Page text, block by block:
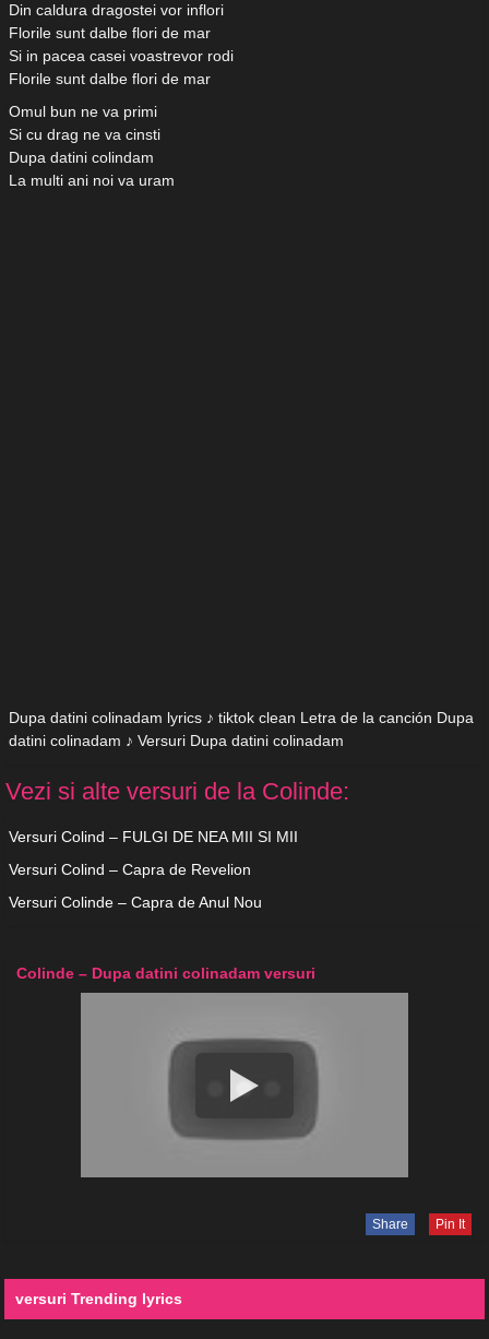
Din caldura dragostei vor inflori
Florile sunt dalbe flori de mar
Si in pacea casei voastrevor rodi
Florile sunt dalbe flori de mar
Omul bun ne va primi
Si cu drag ne va cinsti
Dupa datini colindam
La multi ani noi va uram
Dupa datini colinadam lyrics ♪ tiktok clean Letra de la canción Dupa
datini colinadam ♪ Versuri Dupa datini colinadam
Vezi si alte versuri de la Colinde:
Versuri Colind – FULGI DE NEA MII SI MII
Versuri Colind – Capra de Revelion
Versuri Colinde – Capra de Anul Nou
Colinde – Dupa datini colinadam versuri
Share Pin It
versuri Trending lyrics